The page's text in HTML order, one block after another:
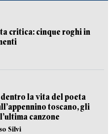
critica: cinque roghi in
la vita del poeta
toscano, gli
canzone
Silvi